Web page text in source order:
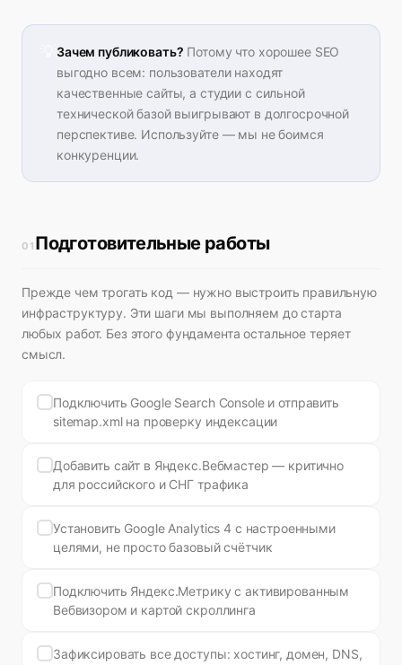
Зачем публиковать? Потому что хорошее SEO
выгодно всем: пользователи находят
качественные сайты, а студии с сильной
технической базой выигрывают в долгосрочной
перспективе. Используйте — мы не боимся
конкуренции.
01 Подготовительные работы
Прежде чем трогать код — нужно выстроить правильную
инфраструктуру. Эти шаги мы выполняем до старта
любых работ. Без этого фундамента остальное теряет
смысл.
Подключить Google Search Console и отправить
sitemap.xml на проверку индексации
Добавить сайт в Яндекс.Вебмастер — критично
для российского и СНГ трафика
Установить Google Analytics 4 с настроенными
целями, не просто базовый счётчик
Подключить Яндекс.Метрику с активированным
Вебвизором и картой скроллинга
Зафиксировать все доступы: хостинг, домен, DNS,